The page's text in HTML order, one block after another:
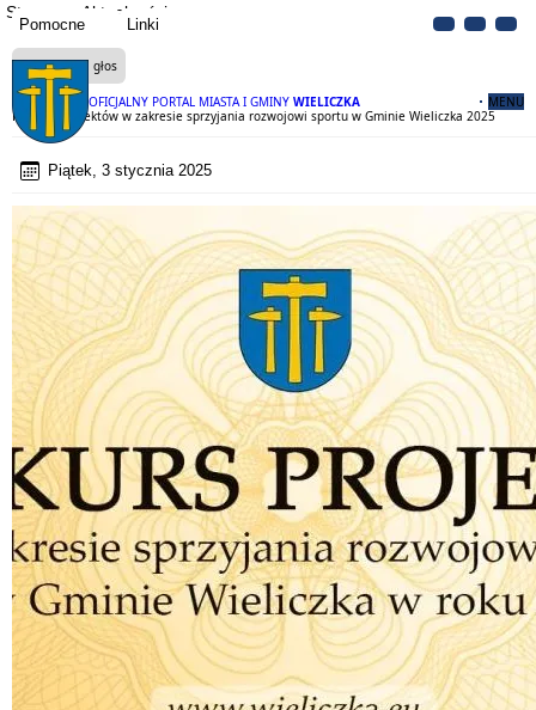
Pomocne Linki
OFICJALNY PORTAL MIASTA I GMINY WIELICZKA MENU
Strona Aktualności
Czytaj na głos
Konkurs projektów w zakresie sprzyjania rozwojowi sportu w Gminie Wieliczka 2025
Piątek, 3 stycznia 2025